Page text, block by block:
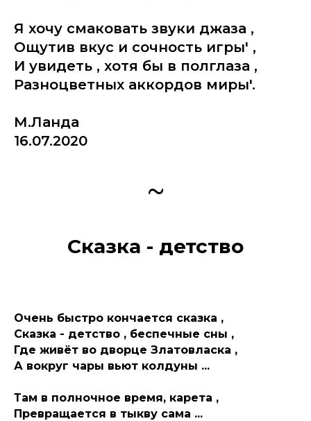
Я хочу смаковать звуки джаза ,
Ощутив вкус и сочность игры' ,
И увидеть , хотя бы в полглаза ,
Разноцветных аккордов миры'.
М.Ланда
16.07.2020
~
Сказка - детство
Очень быстро кончается сказка ,
Сказка - детство , беспечные сны ,
Где живёт во дворце Златовласка ,
А вокруг чары вьют колдуны ...
Там в полночное время, карета ,
Превращается в тыкву сама ...